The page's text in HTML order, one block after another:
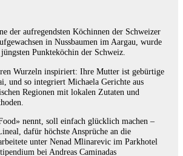
der aufregendsten Köchinnen der Schweizer
in Nussbaumen im Aargau, wurde
Punkteköchin der Schweiz.
Wurzeln inspiriert: Ihre Mutter ist gebürtige
und so integriert Michaela Gerichte aus
Regionen mit lokalen Zutaten und
nennt, soll einfach glücklich machen –
dafür höchste Ansprüche an die
unter Nenad Mlinarevic im Parkhotel
bei Andreas Caminadas